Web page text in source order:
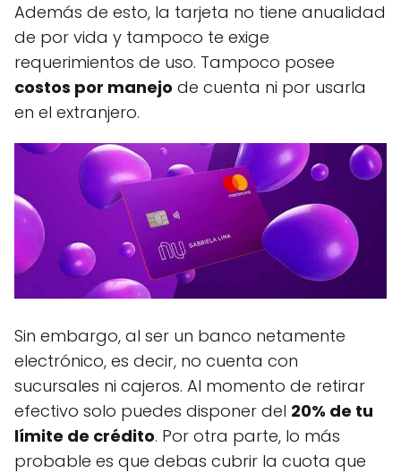
Además de esto, la tarjeta no tiene anualidad
de por vida y tampoco te exige
requerimientos de uso. Tampoco posee
costos por manejo de cuenta ni por usarla
en el extranjero.
Sin embargo, al ser un banco netamente
electrónico, es decir, no cuenta con
sucursales ni cajeros. Al momento de retirar
efectivo solo puedes disponer del 20% de tu
límite de crédito. Por otra parte, lo más
probable es que debas cubrir la cuota que